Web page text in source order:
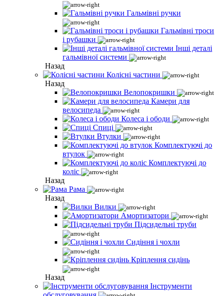
Гальмівні ручки
Гальмівні троси
і рубашки
Інші деталі
гальмівної системи
Назад
Колісні частини
Назад
Велопокришки
Камери для
велосипеда
Колеса і ободи
Спиці
Втулки
Комплектуючі до
втулок
Комплектуючі до
коліс
Назад
Рама
Назад
Вилки
Амортизатори
Підсидельні труби
Сидіння і чохли
Кріплення сидінь
Назад
Інструменти